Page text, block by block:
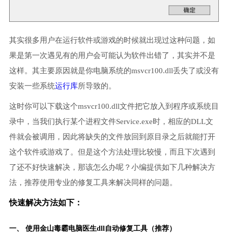
其实很多用户在运行软件或游戏的时候就出现过这种问题，如
果是第一次遇见有的用户会可能认为软件出错了，其实并不是
这样。其主要原因就是你电脑系统的msvcr100.dll丢失了或没有
安装一些系统运行库所导致的。
这时你可以下载这个msvcr100.dll文件把它放入到程序或系统目
录中，当我们执行某个进程文件Service.exe时，相应的DLL文
件就会被调用，因此将缺失的文件放回到原目录之后就能打开
这个软件或游戏了。但是这个方法处理比较慢，而且下次遇到
了还不好快速解决，那该怎么办呢？小编提供如下几种解决方
法，推荐使用专业的修复工具来解决同样的问题。
快速解决方法如下：
一、 使用金山毒霸电脑医生dll自动修复工具（推荐）